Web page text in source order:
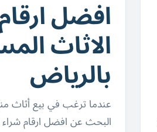
افضل
الاثاث
بالرياض
عندما ترغب في بيع أثاث
البحث عن افضل ارقام شراء